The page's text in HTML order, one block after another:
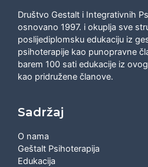
Društvo Gestalt i Integrativnih
osnovano 1997. i okuplja sve
poslijediplomsku edukaciju iz
psihoterapije kao punopravne
barem 100 sati edukacije iz
kao pridružene članove.
Sadržaj
O nama
Geštalt Psihoterapija
Edukacija